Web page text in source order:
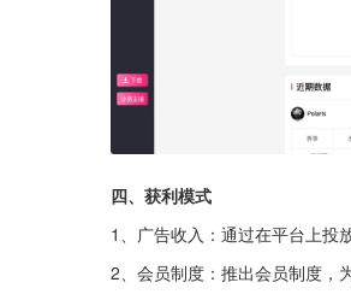
四、获利模式
1、广告收入：通过在平台上投
2、会员制度：推出会员制度，